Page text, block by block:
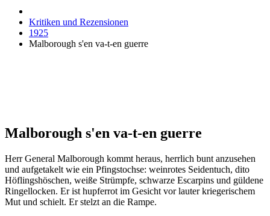
Kritiken und Rezensionen
1925
Malborough s'en va-t-en guerre
Malborough s'en va-t-en guerre
Herr General Malborough kommt heraus, herrlich bunt anzusehen
und aufgetakelt wie ein Pfingstochse: weinrotes Seidentuch, dito
Höflingshöschen, weiße Strümpfe, schwarze Escarpins und güldene
Ringellocken. Er ist hupferrot im Gesicht vor lauter kriegerischem
Mut und schielt. Er stelzt an die Rampe.